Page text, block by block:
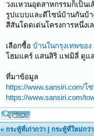
วงแหวนอุตสาหกรรมก็เป็น
รูปแบบและดีไซน์บ้านกันบ้า
สีสันโดดเด่นโครงการหนึ่งเ
เลือกซื้อบ้านในกรุงเทพของ
โฮมแคร์ แสนสิริ แฟมิลี่ ดูแ
ที่มาข้อมูล
https://www.sansiri.com/โ
https://www.sansiri.com/
«กระทู้ที่เก่ากว่า |กระทู้ที่ใหม่กว่า